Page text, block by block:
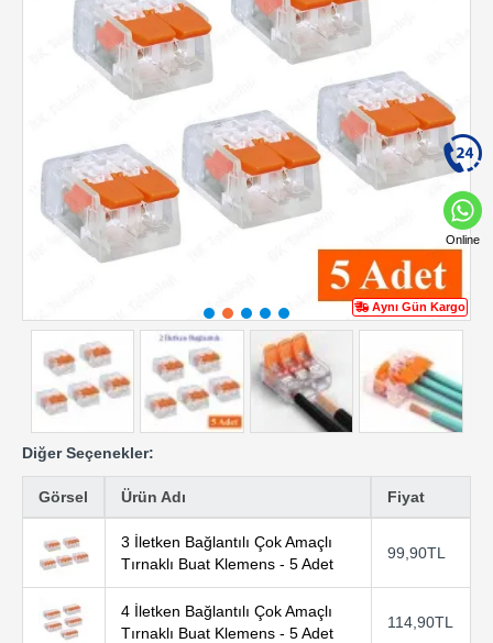
Aynı Gün Kargo
Diğer Seçenekler:
Görsel Ürün Adı Fiyat
3 İletken Bağlantılı Çok Amaçlı
Tırnaklı Buat Klemens - 5 Adet
99,90TL
4 İletken Bağlantılı Çok Amaçlı
Tırnaklı Buat Klemens - 5 Adet
114,90TL
Online